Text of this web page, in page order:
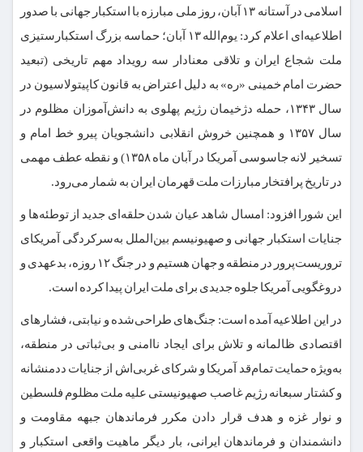
اسلامی در آستانه ۱۳ آبان، روز ملی مبارزه با استکبار جهانی با صدور
اطلاعیه‌ای اعلام کرد: یوم‌الله ۱۳ آبان؛ حماسه بزرگ استکبارستیزی
ملت شجاع ایران و تلاقی معنادار سه رویداد مهم تاریخی (تبعید
حضرت امام خمینی «ره» به دلیل اعتراض به قانون کاپیتولاسیون در
سال ۱۳۴۳، حمله دژخیمان رژیم پهلوی به دانش‌آموزان مظلوم در
سال ۱۳۵۷ و همچنین خروش انقلابی دانشجویان پیرو خط امام و
تسخیر لانه جاسوسی آمریکا در آبان ماه ۱۳۵۸) و نقطه عطف مهمی
در تاریخ پرافتخار مبارزات ملت قهرمان ایران به شمار می‌رود.
این شورا افزود: امسال شاهد عیان شدن حلقه‌ای جدید از توطئه‌ها و
جنایات استکبار جهانی و صهیونیسم بین‌الملل به‌سرکردگی آمریکای
تروریست‌پرور در منطقه و جهان هستیم و در جنگ ۱۲ روزه، بدعهدی و
دروغگویی آمریکا جلوه جدیدی برای ملت ایران پیدا کرده است.
در این اطلاعیه آمده است: جنگ‌های طراحی‌شده و نیابتی، فشارهای
اقتصادی ظالمانه و تلاش برای ایجاد ناامنی و بی‌ثباتی در منطقه،
به‌ویژه حمایت تمام‌قد آمریکا و شرکای غربی‌اش از جنایات ددمنشانه
و کشتار سبعانه رژیم غاصب صهیونیستی علیه ملت مظلوم فلسطین
و نوار غزه و هدف قرار دادن مکرر فرماندهان جبهه مقاومت و
دانشمندان و فرماندهان ایرانی، بار دیگر ماهیت واقعی استکبار و